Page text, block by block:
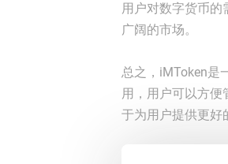
用户对数字货币的
广阔的市场。
总之，iMToken是
用，用户可以方便
于为用户提供更好